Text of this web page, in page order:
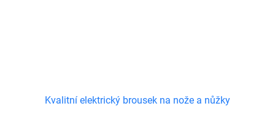
Kvalitní elektrický brousek na nože a nůžky